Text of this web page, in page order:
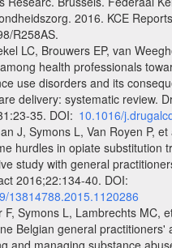
2016. KCE
R258AS.
LC, Brouwers EP, van
health professionals
use disorders and its
delivery: systematic review.
35. DOI: 10.1016/
J, Symons L, Van Royen P, et
hurdles in opiate substitution
study with general
2016;22:134-40. DOI:
13814788.2015.1120286
F, Symons L, Lambrechts MC,
Belgian general practitioners'